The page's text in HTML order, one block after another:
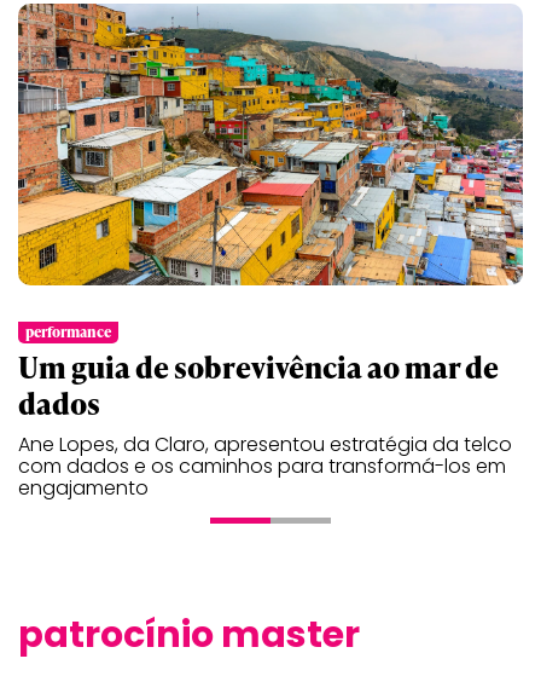
performance
Um guia de sobrevivência ao mar de
dados
Ane Lopes, da Claro, apresentou estratégia da telco
com dados e os caminhos para transformá-los em
engajamento
patrocínio master